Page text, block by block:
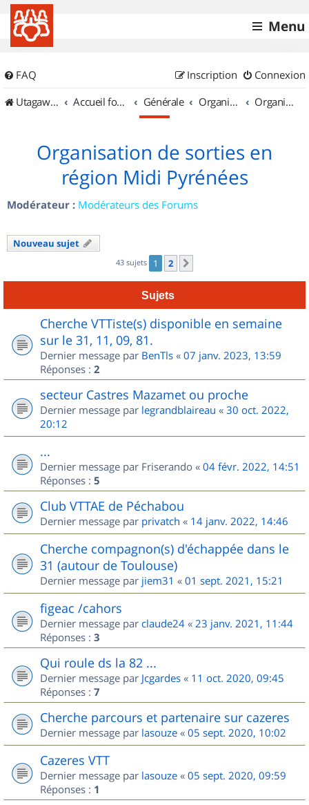
Menu
FAQ Connexion
Inscription
UtagawaVTT (Randos VTT et VTTAE avec traces GPS)
Accueil forum Générale Organisation de sorties & Recherche de partenaires Organisation de sorties en région Midi Pyrénées
Organisation de sorties en
région Midi Pyrénées
Modérateur : Modérateurs des Forums
Nouveau sujet
43 sujets 1 2
Sujets
Cherche VTTiste(s) disponible en semaine
sur le 31, 11, 09, 81.
Dernier message par BenTls « 07 janv. 2023, 13:59
Réponses : 2
secteur Castres Mazamet ou proche
Dernier message par legrandblaireau « 30 oct. 2022,
20:12
...
Dernier message par Friserando « 04 févr. 2022, 14:51
Réponses : 5
Club VTTAE de Péchabou
Dernier message par privatch « 14 janv. 2022, 14:46
Cherche compagnon(s) d'échappée dans le
31 (autour de Toulouse)
Dernier message par jiem31 « 01 sept. 2021, 15:21
figeac /cahors
Dernier message par claude24 « 23 janv. 2021, 11:44
Réponses : 3
Qui roule ds la 82 ...
Dernier message par Jcgardes « 11 oct. 2020, 09:45
Réponses : 7
Cherche parcours et partenaire sur cazeres
Dernier message par lasouze « 05 sept. 2020, 10:02
Cazeres VTT
Dernier message par lasouze « 05 sept. 2020, 09:59
Réponses : 1